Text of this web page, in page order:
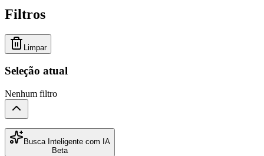
Filtros
Limpar
Seleção atual
Nenhum filtro
Busca Inteligente com IA
Beta